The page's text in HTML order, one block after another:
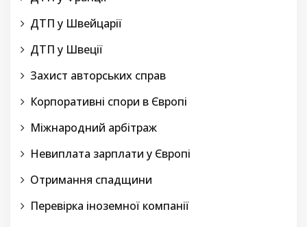
ДТП у Швейцарії
ДТП у Швеції
Захист авторських справ
Корпоративні спори в Європі
Міжнародний арбітраж
Невиплата зарплати у Європі
Отримання спадщини
Перевірка іноземної компанії